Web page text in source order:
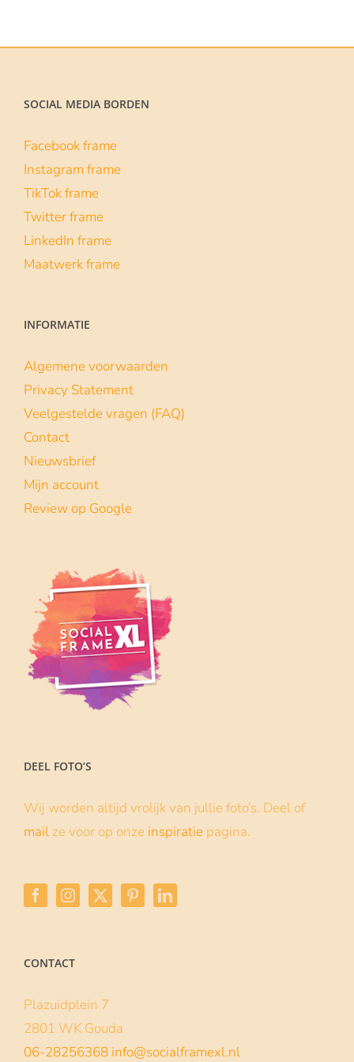
SOCIAL MEDIA BORDEN
Facebook frame
Instagram frame
TikTok frame
Twitter frame
LinkedIn frame
Maatwerk frame
INFORMATIE
Algemene voorwaarden
Privacy Statement
Veelgestelde vragen (FAQ)
Contact
Nieuwsbrief
Mijn account
Review op Google
DEEL FOTO’S
Wij worden altijd vrolijk van jullie foto’s. Deel of
mail ze voor op onze inspiratie pagina.
CONTACT
Plazuidplein 7
2801 WK Gouda
06-28256368 info@socialframexl.nl